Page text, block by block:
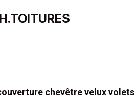
chevêtre velux